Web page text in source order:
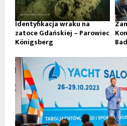
Identyfikacja wraku na
zatoce Gdańskiej – Parowiec
Königsberg